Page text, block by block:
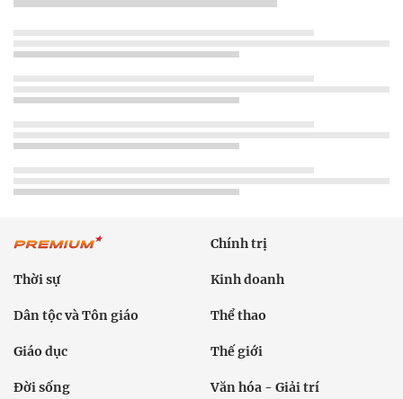
Chính trị
Thời sự Kinh doanh
Dân tộc và Tôn giáo Thể thao
Giáo dục Thế giới
Đời sống Văn hóa - Giải trí